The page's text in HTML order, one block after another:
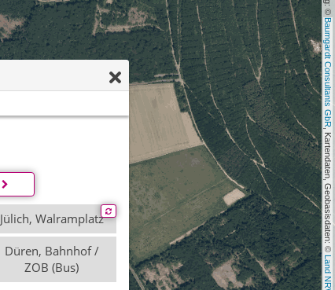
Baumgardt Consultants GbR
, Kartendaten, Geobasisdaten: ©
Land NRW
Jülich, Walramplatz
Düren, Bahnhof /
ZOB (Bus)